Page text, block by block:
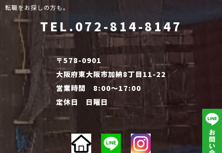
転職をお探しの方も。
TEL.072-814-8147
〒578-0901
大阪府東大阪市加納8丁目11-22
営業時間 8:00～17:00
定休日 日曜日